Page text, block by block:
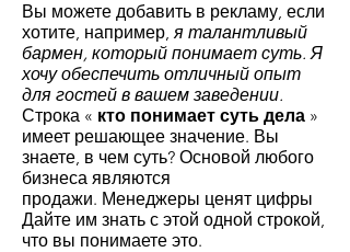
Вы можете добавить в рекламу, если
хотите, например, я талантливый
бармен, который понимает суть. Я
хочу обеспечить отличный опыт
для гостей в вашем заведении.
Строка « кто понимает суть дела »
имеет решающее значение. Вы
знаете, в чем суть? Основой любого
бизнеса являются
продажи. Менеджеры ценят цифры
Дайте им знать с этой одной строкой,
что вы понимаете это.